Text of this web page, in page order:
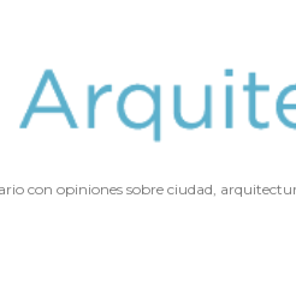
con opiniones sobre ciudad,